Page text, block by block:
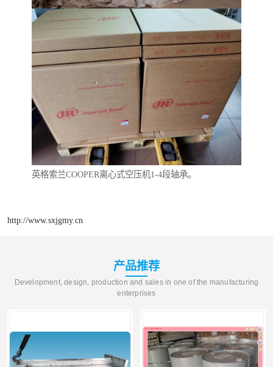
英格索兰COOPER离心式空压机1-4段轴承。
http://www.sxjgmy.cn
产品推荐
Development, design, production and sales in one of the manufacturing
enterprises